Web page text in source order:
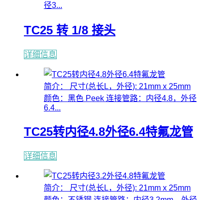
径3...
TC25 转 1/8 接头
详细信息
简介： 尺寸(总长L，外径): 21mm x 25mm
颜色：黑色 Peek 连接管路：内径4.8，外径
6.4...
TC25转内径4.8外径6.4特氟龙管
详细信息
简介： 尺寸(总长L，外径): 21mm x 25mm